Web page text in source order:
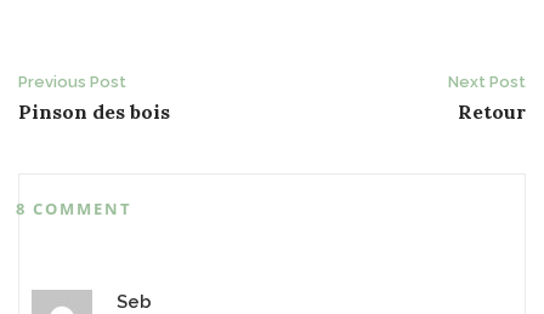
Post
Previous Post
Pinson des bois
Next Post
Retour
8 COMMENT
Seb